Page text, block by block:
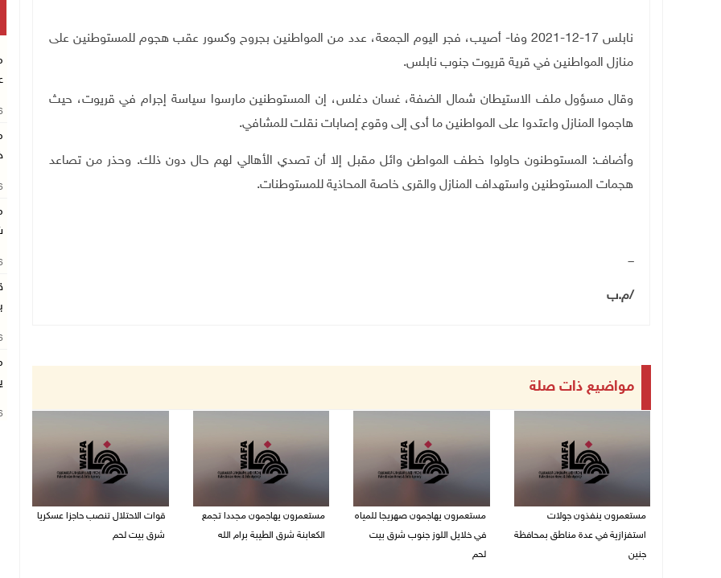
نابلس 17-12-2021 وفا- أصيب، فجر اليوم الجمعة، عدد من المواطنين بجروح وكسور عقب هجوم للمستوطنين على
منازل المواطنين في قرية قريوت جنوب نابلس.
وقال مسؤول ملف الاستيطان شمال الضفة، غسان دغلس، إن المستوطنين مارسوا سياسة إجرام في قريوت، حيث
هاجموا المنازل واعتدوا على المواطنين ما أدى إلى وقوع إصابات نقلت للمشافي.
وأضاف: المستوطنون حاولوا خطف المواطن وائل مقبل إلا أن تصدي الأهالي لهم حال دون ذلك. وحذر من تصاعد
هجمات المستوطنين واستهداف المنازل والقرى خاصة المحاذية للمستوطنات.
ـــ
/م.ب
مواضيع ذات صلة
مستعمرون ينفذون جولات
استفزازية في عدة مناطق بمحافظة
جنين
مستعمرون يهاجمون صهريجا للمياه
في خلايل اللوز جنوب شرق بيت
لحم
مستعمرون يهاجمون مجددا تجمع
الكعابنة شرق الطيبة برام الله
قوات الاحتلال تنصب حاجزا عسكريا
شرق بيت لحم